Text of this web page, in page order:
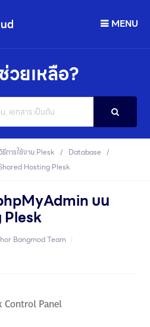
MENU
วยเหลือ?
ธีการใช้งาน Plesk
Database
Hosting Plesk
บน
Bangmod Team
Control Panel